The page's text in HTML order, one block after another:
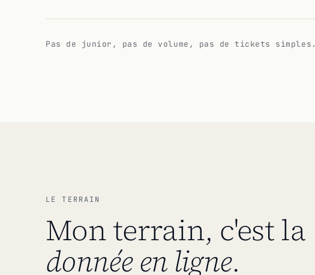
Pas de junior, pas de volume, pas de tickets simples.
LE TERRAIN
Mon terrain, c'est la
donnée en ligne.